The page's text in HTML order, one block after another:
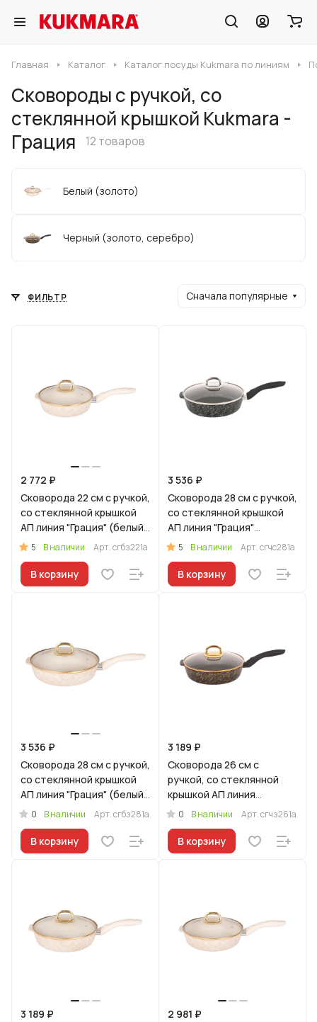
Главная Каталог Каталог посуды Kukmara по линиям
Сковороды с ручкой, со
стеклянной крышкой Kukmara -
Грация
12 товаров
Белый (золото)
Черный (золото, серебро)
ФИЛЬТР Сначала популярные
2 772 ₽
Сковорода 22 см с ручкой,
со стеклянной крышкой
АП линия "Грация" (белый/
золото)
5 В наличии Арт.сгбз221а
В корзину
3 536 ₽
Сковорода 28 см с ручкой,
со стеклянной крышкой
АП линия "Грация"
(черный/серебро)
5 В наличии Арт.сгчс281а
В корзину
3 536 ₽
Сковорода 28 см с ручкой,
со стеклянной крышкой
АП линия "Грация" (белый/
золото)
0 В наличии Арт.сгбз281а
В корзину
3 189 ₽
Сковорода 26 см с
ручкой, со стеклянной
крышкой АП линия
"Грация" (черный/золото)
0 В наличии Арт.сгчз261а
В корзину
3 189 ₽
2 981 ₽